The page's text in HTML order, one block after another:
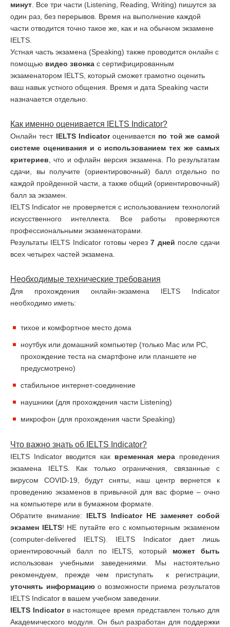
минут . Все три части (Listening, Reading, Writing) пишутся за
один раз, без перерывов. Время на выполнение каждой
части отводится точно такое же, как и на обычном экзамене
IELTS.
Устная часть экзамена (Speaking) также проводится онлайн с
помощью видео звонка с сертифицированным
экзаменатором IELTS, который сможет грамотно оценить
ваш навык устного общения. Время и дата Speaking части
назначается отдельно.
Как именно оценивается IELTS Indicator?
Онлайн тест IELTS Indicatorоценивается по той же самой
системе оценивания и с использованием тех же самых
критериев , что и офлайн версия экзамена. По результатам
сдачи, вы получите (ориентировочный) балл отдельно по
каждой пройденной части, а также общий (ориентировочный)
балл за экзамен.
IELTS Indicator не проверяется с использованием технологий
искусственного интеллекта. Все работы проверяются
профессиональными экзаменаторами.
Результаты IELTS Indicator готовы через7 дней после сдачи
всех четырех частей экзамена.
Необходимые технические требования
Для прохождения онлайн-экзамена IELTS Indicator
необходимо иметь:
тихое и комфортное место дома
ноутбук или домашний компьютер (только Mac или PC,
прохождение теста на смартфоне или планшете не
предусмотрено)
стабильное интернет-соединение
наушники (для прохождения части Listening)
микрофон (для прохождения части Speaking)
Что важно знать об IELTS Indicator?
IELTS Indicator вводится как временная мера проведения
экзамена IELTS. Как только ограничения, связанные с
вирусом COVID-19, будут сняты, наш центр вернется к
проведению экзаменов в привычной для вас форме – очно
на компьютере или в бумажном формате.
Обратите внимание: IELTS Indicator НЕ заменяет собой
экзамен IELTS! НЕ путайте его с компьютерным экзаменом
(computer-delivered IELTS). IELTS Indicator дает лишь
ориентировочный балл по IELTS, который может быть
использован учебными заведениями. Мы настоятельно
рекомендуем, прежде чем приступать к регистрации,
уточнять информациюо возможности приема результатов
IELTS Indicator в вашем учебном заведении.
IELTS Indicatorв настоящее время представлен только для
Академического модуля. Он был разработан для поддержки